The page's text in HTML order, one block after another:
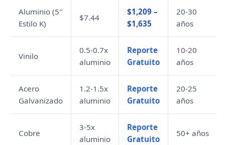
Aluminio (5″
Estilo K)
$7.44
$1,209 –
$1,635
20-30
años
Vinilo
0.5-0.7x
aluminio
Reporte
Gratuito
10-20
años
Acero
Galvanizado
1.2-1.5x
aluminio
Reporte
Gratuito
20-25
años
Cobre
3-5x
aluminio
Reporte
Gratuito
50+ años